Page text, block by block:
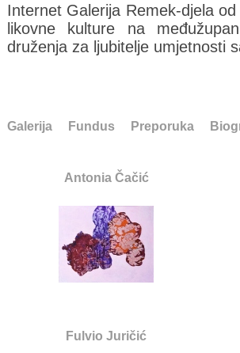
Internet Galerija Remek-djela
likovne kulture na
druženja za ljubitelje umjetnosti
Galerija Fundus Preporuka
Antonia Čačić
Fulvio Juričić